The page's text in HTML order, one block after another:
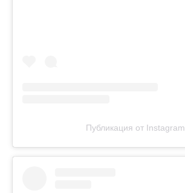
Публикация от Instagram